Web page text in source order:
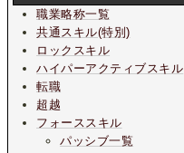
職業略称一覧
共通スキル(特別)
ロックスキル
ハイパーアクティブスキル
転職
超越
フォーススキル
パッシブ一覧